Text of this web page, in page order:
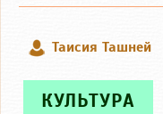
Таисия Ташней
КУЛЬТУРА